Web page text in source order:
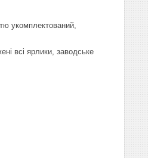
укомплектований,
всі ярлики, заводське